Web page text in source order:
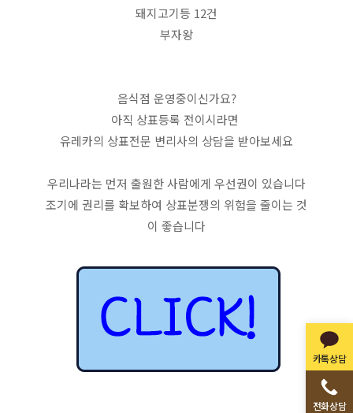
카톡상담
전화상담
돼지고기등 12건
부자왕
음식점 운영중이신가요?
아직 상표등록 전이시라면
유레카의 상표전문 변리사의 상담을 받아보세요
우리나라는 먼저 출원한 사람에게 우선권이 있습니다
조기에 권리를 확보하여 상표분쟁의 위험을 줄이는 것
이 좋습니다